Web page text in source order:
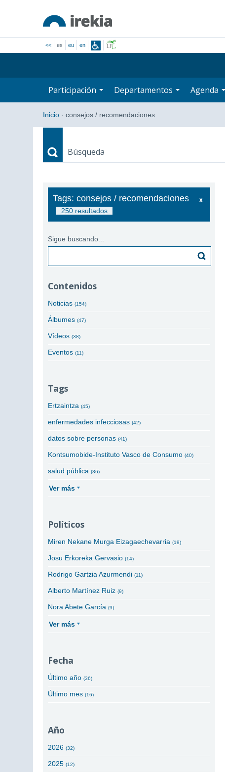
<< es eu en
Participación Departamentos Agenda
Inicio · consejos / recomendaciones
Búsqueda
Búsqueda
Tags: consejos / recomendaciones
250 resultados
Sigue buscando...
Contenidos
Noticias(154)
Álbumes(47)
Vídeos(38)
Eventos(11)
Tags
Ertzaintza(45)
enfermedades infecciosas(42)
datos sobre personas(41)
Kontsumobide-Instituto Vasco de Consumo(40)
salud pública(36)
Ver más
Políticos
Miren Nekane Murga Eizagaechevarria(19)
Josu Erkoreka Gervasio(14)
Rodrigo Gartzia Azurmendi(11)
Alberto Martínez Ruiz(9)
Nora Abete García(9)
Ver más
Fecha
Último año(36)
Último mes(16)
Año
2026(32)
2025(12)